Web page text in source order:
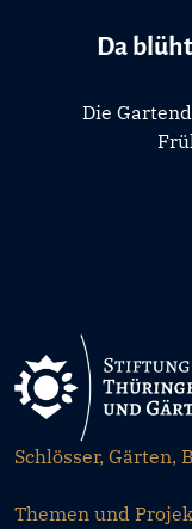
Da
Die
Schlösser, Gärten,
Themen und